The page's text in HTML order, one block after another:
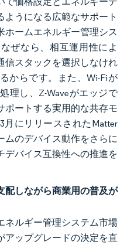
うになる広範なサポート
ホームエネルギー管理シス
ぜなら、相互運用性によ
信スタックを選択しなけれ
からです。また、Wi-Fiが
理し、Z-Waveがエッジで
ポートする実用的な共存モ
月にリリースされたMatter
ムのデバイス動作をさらに
デバイス互換性への推進を
配しながら商業用の普及が
ネルギー管理システム市場
アップグレードの決定を直